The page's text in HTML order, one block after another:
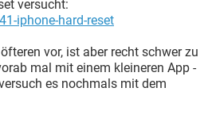
versucht:
iphone-hard-reset
vor, ist aber recht schwer zu
mal mit einem kleineren App -
es nochmals mit dem